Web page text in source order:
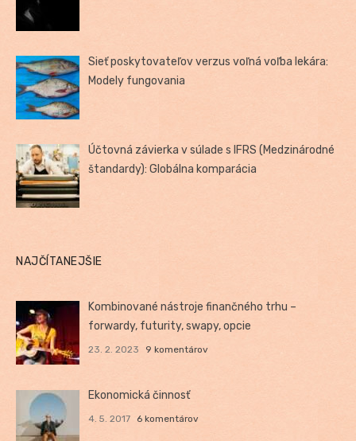
Sieť poskytovateľov verzus voľná voľba lekára:
Modely fungovania
Účtovná závierka v súlade s IFRS (Medzinárodné
štandardy): Globálna komparácia
NAJČÍTANEJŠIE
Kombinované nástroje finančného trhu –
forwardy, futurity, swapy, opcie
23. 2. 2023 9 komentárov
Ekonomická činnosť
4. 5. 2017 6 komentárov